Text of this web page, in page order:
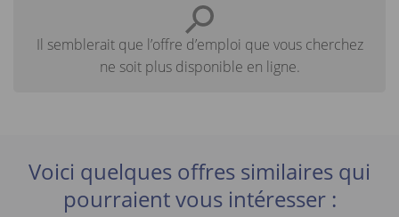
Il semblerait que l’offre d’emploi que vous cherchez
ne soit plus disponible en ligne.
Voici quelques offres similaires qui
pourraient vous intéresser :